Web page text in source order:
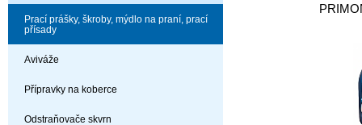
Prací prášky, škroby, mýdlo na praní, prací
přísady
Aviváže
Přípravky na koberce
Odstraňovače skvrn